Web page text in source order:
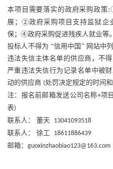
本项目需要落实的政府采购政策 :
展；②政府采购项目支持监狱企
保；④政府采购促进残疾人就业等。
投标人不得为 “信用中国” 网站中
违法失信主体名单的供应商，不
严重违法失信行为记录名单中被
动的供应商 (处罚决定规定的时间
注：报名前邮箱发送公司名称+项
表)
联系人：
董天 13041093518
联系人：
徐工
18611886439
邮箱： guoxinzhaobiao123@163.com